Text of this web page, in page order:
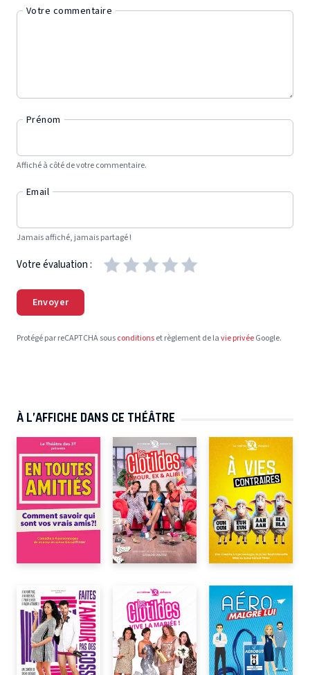
Votre commentaire
Prénom
Affiché à côté de votre commentaire.
Email
Jamais affiché, jamais partagé !
Votre évaluation :
Envoyer
Protégé par reCAPTCHA sousconditionset règlement de lavie privéeGoogle.
À L’AFFICHE DANS CE THÉÂTRE